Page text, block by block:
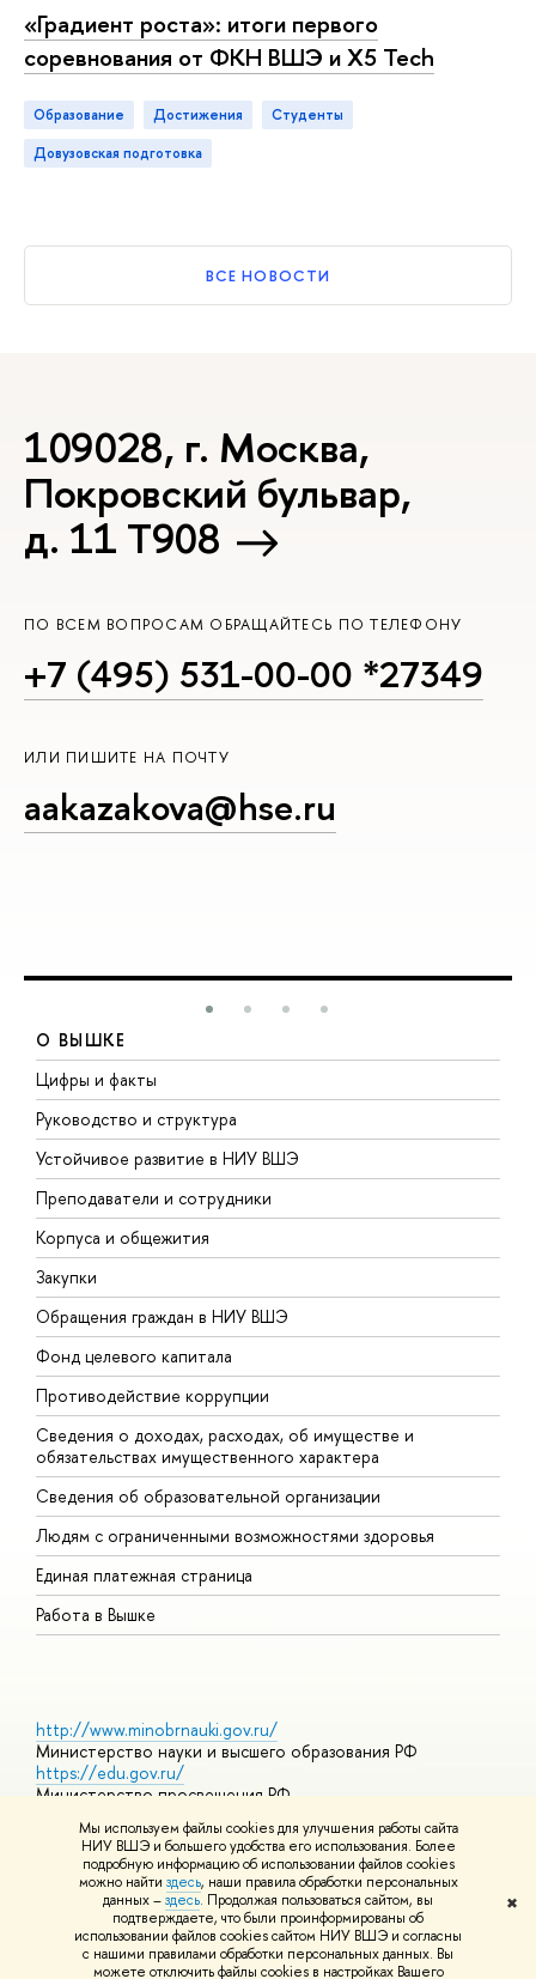
Мы используем файлы cookies для улучшения работы сайта
НИУ ВШЭ и большего удобства его использования. Более
подробную информацию об использовании файлов cookies
можно найти здесь, наши правила обработки персональных
данных –здесь. Продолжая пользоваться сайтом, вы
подтверждаете, что были проинформированы об
использовании файлов cookies сайтом НИУ ВШЭ и согласны
с нашими правилами обработки персональных данных. Вы
можете отключить файлы cookies в настройках Вашего
✖
«Градиент роста»: итоги первого
соревнования от ФКН ВШЭ и X5 Tech
Образование достижения
студенты
довузовская подготовка
ВСЕ НОВОСТИ
109028, г. Москва,
Покровский бульвар,
д. 11 T908
ПО ВСЕМ ВОПРОСАМ ОБРАЩАЙТЕСЬ ПО ТЕЛЕФОНУ
+7 (495) 531-00-00 *27349
ИЛИ ПИШИТЕ НА ПОЧТУ
aakazakova@hse.ru
О ВЫШКЕ
Цифры и факты
Руководство и структура
Устойчивое развитие в НИУ ВШЭ
Преподаватели и сотрудники
Корпуса и общежития
Закупки
Обращения граждан в НИУ ВШЭ
Фонд целевого капитала
Противодействие коррупции
Сведения о доходах, расходах, об имуществе и
обязательствах имущественного характера
Сведения об образовательной организации
Людям с ограниченными возможностями здоровья
Единая платежная страница
Работа в Вышке
http://www.minobrnauki.gov.ru/
Министерство науки и высшего образования РФ
https://edu.gov.ru/
Министерство просвещения РФ
Массовые открытые онлайн-курсы
© НИУ ВШЭ 1993–2026 Адреса и контактыУсловия
использования материалов Политика конфиденциальности
Шрифты HSE Sans и HSE Slab разработаны вШколе дизайна НИУ